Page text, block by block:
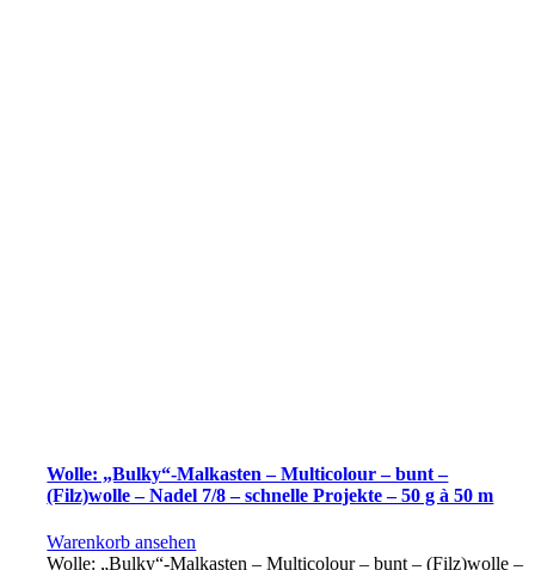
Wolle: „Bulky“-Malkasten – Multicolour – bunt –
(Filz)wolle – Nadel 7/8 – schnelle Projekte – 50 g à 50 m
Warenkorb ansehen
Wolle: „Bulky“-Malkasten – Multicolour – bunt – (Filz)wolle –